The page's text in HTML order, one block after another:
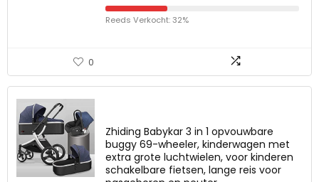
Reeds Verkocht: 32%
0
Zhiding Babykar 3 in 1 opvouwbare
buggy 69-wheeler, kinderwagen met
extra grote luchtwielen, voor kinderen
schakelbare fietsen, lange reis voor